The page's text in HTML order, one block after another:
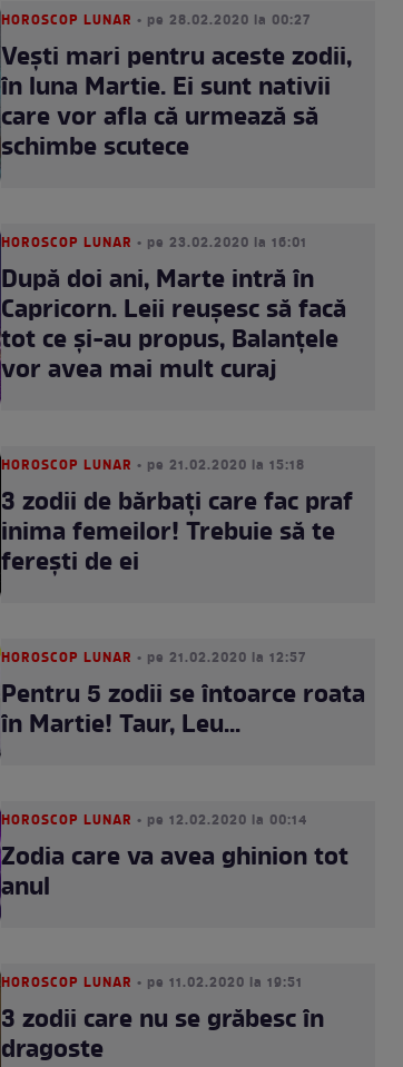
HOROSCOP LUNAR • pe 28.02.2020 la 00:27
Veşti mari pentru aceste zodii,
în luna Martie. Ei sunt nativii
care vor afla că urmează să
schimbe scutece
HOROSCOP LUNAR • pe 23.02.2020 la 16:01
După doi ani, Marte intră în
Capricorn. Leii reuşesc să facă
tot ce şi-au propus, Balanţele
vor avea mai mult curaj
HOROSCOP LUNAR • pe 21.02.2020 la 15:18
3 zodii de bărbaţi care fac praf
inima femeilor! Trebuie să te
fereşti de ei
HOROSCOP LUNAR • pe 21.02.2020 la 12:57
Pentru 5 zodii se întoarce roata
în Martie! Taur, Leu...
HOROSCOP LUNAR • pe 12.02.2020 la 00:14
Zodia care va avea ghinion tot
anul
HOROSCOP LUNAR • pe 11.02.2020 la 19:51
3 zodii care nu se grăbesc în
dragoste